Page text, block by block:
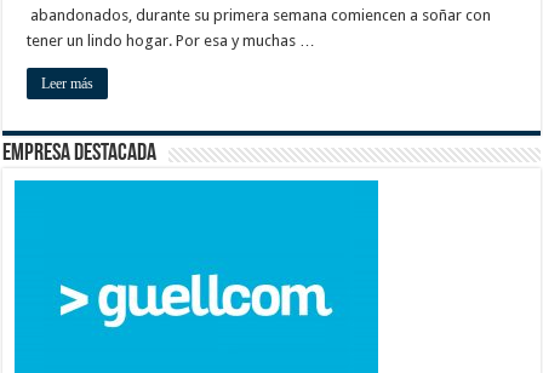
abandonados, durante su primera semana comiencen a soñar con
tener un lindo hogar. Por esa y muchas …
Leer más
Empresa destacada